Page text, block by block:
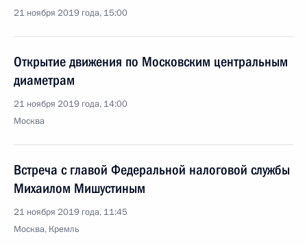
21 ноября 2019 года, 15:00
Открытие движения по Московским центральным
диаметрам
21 ноября 2019 года, 14:00
Москва
Встреча с главой Федеральной налоговой службы
Михаилом Мишустиным
21 ноября 2019 года, 11:45
Москва, Кремль